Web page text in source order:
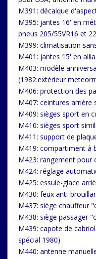
M391: décalque
M395: jantes 16' en
pneus 205/55VR16 et
M399: climatisation
M401: jantes 15' en
M403: modèle
(1982:extérieur
M406: protection des
M407: ceintures arrière
M409: sièges sport en
M410: sièges sport
M411: support de
M419: compartiment à
M423: rangement pour
M424: réglage
M425: essuie-glace
M430: feux anti-
M437: siège chauffeur
M438: siège passager
M439: capote de
spécial 1980)
M440: antenne